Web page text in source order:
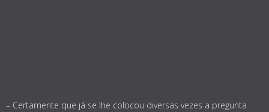
– Certamente que já se lhe colocou diversas vezes a pregunta :